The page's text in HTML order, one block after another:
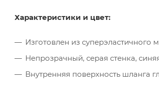
Характеристики и цвет:
Изготовлен из суперэластичного
Непрозрачный, серая стенка,
Внутренняя поверхность шланга